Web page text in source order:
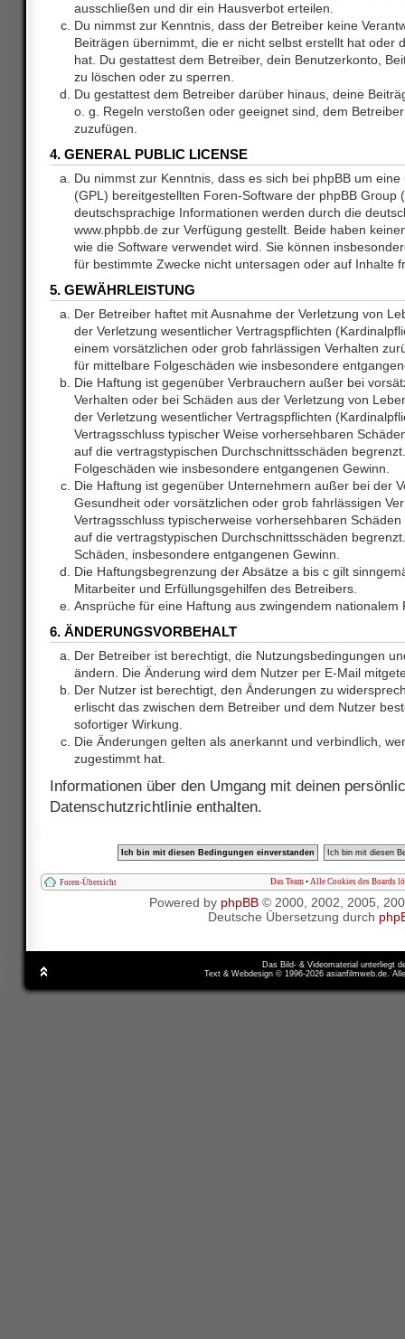
ausschließen und dir ein Hausverbot erteilen.
Du nimmst zur Kenntnis, dass der Betreiber keine
Beiträgen übernimmt, die er nicht selbst erstellt hat oder
hat. Du gestattest dem Betreiber, dein Benutzerkonto,
zu löschen oder zu sperren.
Du gestattest dem Betreiber darüber hinaus, deine
o. g. Regeln verstoßen oder geeignet sind, dem
zuzufügen.
4. GENERAL PUBLIC LICENSE
Du nimmst zur Kenntnis, dass es sich bei phpBB um
(GPL) bereitgestellten Foren-Software der phpBB Group
deutschsprachige Informationen werden durch die
www.phpbb.de zur Verfügung gestellt. Beide haben
wie die Software verwendet wird. Sie können
für bestimmte Zwecke nicht untersagen oder auf Inhalte
5. GEWÄHRLEISTUNG
Der Betreiber haftet mit Ausnahme der Verletzung von
der Verletzung wesentlicher Vertragspflichten
einem vorsätzlichen oder grob fahrlässigen Verhalten
für mittelbare Folgeschäden wie insbesondere
Die Haftung ist gegenüber Verbrauchern außer bei
Verhalten oder bei Schäden aus der Verletzung von
der Verletzung wesentlicher Vertragspflichten
Vertragsschluss typischer Weise vorhersehbaren
auf die vertragstypischen Durchschnittsschäden
Folgeschäden wie insbesondere entgangenen Gewinn.
Die Haftung ist gegenüber Unternehmern außer bei der
Gesundheit oder vorsätzlichen oder grob fahrlässigen
Vertragsschluss typischerweise vorhersehbaren
auf die vertragstypischen Durchschnittsschäden
Schäden, insbesondere entgangenen Gewinn.
Die Haftungsbegrenzung der Absätze a bis c gilt
Mitarbeiter und Erfüllungsgehilfen des Betreibers.
Ansprüche für eine Haftung aus zwingendem nationalem
6. ÄNDERUNGSVORBEHALT
Der Betreiber ist berechtigt, die Nutzungsbedingungen
ändern. Die Änderung wird dem Nutzer per E-Mail
Der Nutzer ist berechtigt, den Änderungen zu
erlischt das zwischen dem Betreiber und dem Nutzer
sofortiger Wirkung.
Die Änderungen gelten als anerkannt und verbindlich,
zugestimmt hat.
Informationen über den Umgang mit deinen
Datenschutzrichtlinie enthalten.
Foren-Übersicht Das Team • Alle Cookies des Boards
Powered by phpBB© 2000, 2002, 2005,
Deutsche Übersetzung durch
Das Bild- & Videomaterial unterliegt
Text & Webdesign © 1996-2026 asianfilmweb.de.